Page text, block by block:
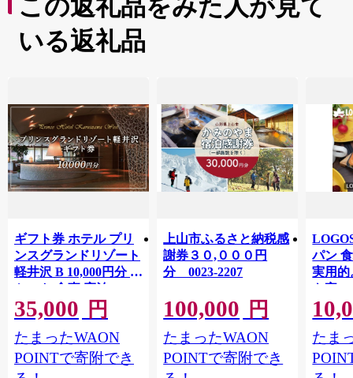
この返礼品をみた人が見て
いる返礼品
ギフト券 ホテル プリ
ンスグランドリゾート
軽井沢 B 10,000円分 チ
ケット 食事 宿泊
35,000 円
たまったWAON
POINTで寄附でき
上山市ふるさと納税感
謝券３０,０００円
分 0023-2207
100,000 円
たまったWAON
POINTで寄附でき
パン
実用的
も家
たま